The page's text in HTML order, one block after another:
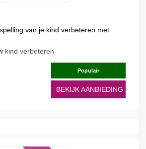
van je kind verbeteren met
kind verbeteren
Populair
BEKIJK AANBIEDING